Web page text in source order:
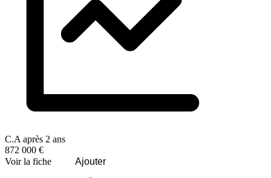
C.A après 2 ans
872 000 €
Voir la fiche
Ajouter